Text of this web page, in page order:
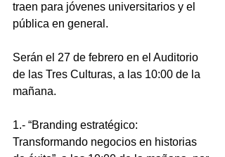
traen para jóvenes universitarios y el
pública en general.
Serán el 27 de febrero en el Auditorio
de las Tres Culturas, a las 10:00 de la
mañana.
1.- “Branding estratégico:
Transformando negocios en historias